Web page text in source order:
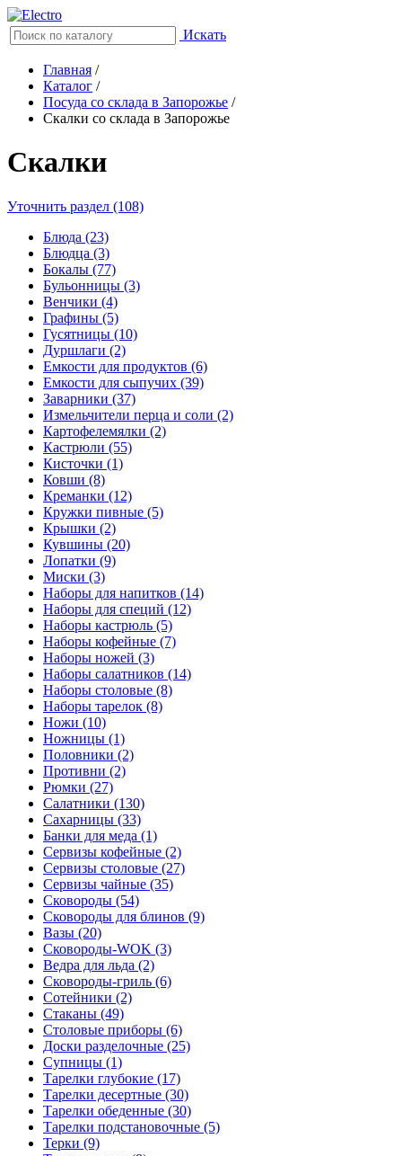
Искать
Главная /
Каталог /
Посуда со склада в Запорожье /
Скалки со склада в Запорожье
Скалки
Уточнить раздел (108)
Блюда (23)
Блюдца (3)
Бокалы (77)
Бульонницы (3)
Венчики (4)
Графины (5)
Гусятницы (10)
Дуршлаги (2)
Емкости для продуктов (6)
Емкости для сыпучих (39)
Заварники (37)
Измельчители перца и соли (2)
Картофелемялки (2)
Кастрюли (55)
Кисточки (1)
Ковши (8)
Креманки (12)
Кружки пивные (5)
Крышки (2)
Кувшины (20)
Лопатки (9)
Миски (3)
Наборы для напитков (14)
Наборы для специй (12)
Наборы кастрюль (5)
Наборы кофейные (7)
Наборы ножей (3)
Наборы салатников (14)
Наборы столовые (8)
Наборы тарелок (8)
Ножи (10)
Ножницы (1)
Половники (2)
Противни (2)
Рюмки (27)
Салатники (130)
Сахарницы (33)
Банки для меда (1)
Сервизы кофейные (2)
Сервизы столовые (27)
Сервизы чайные (35)
Сковороды (54)
Сковороды для блинов (9)
Вазы (20)
Сковороды-WOK (3)
Ведра для льда (2)
Сковороды-гриль (6)
Сотейники (2)
Стаканы (49)
Столовые приборы (6)
Доски разделочные (25)
Супницы (1)
Тарелки глубокие (17)
Тарелки десертные (30)
Тарелки обеденные (30)
Тарелки подстановочные (5)
Терки (9)